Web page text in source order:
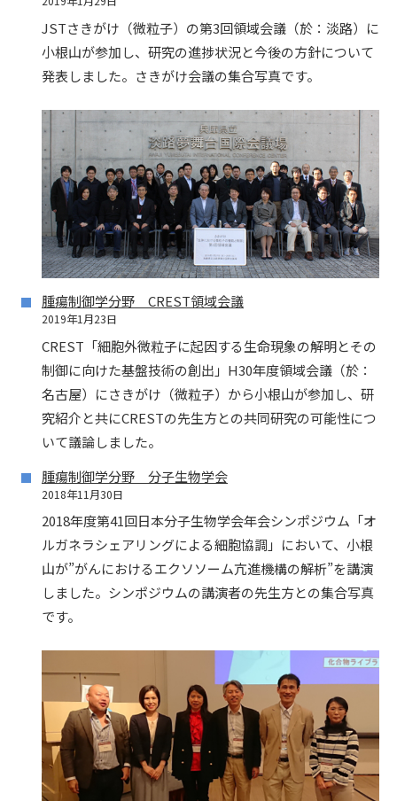
JSTさきがけ（微粒子）の第3回領域会議（於：淡路）に
小根山が参加し、研究の進捗状況と今後の方針について
発表しました。さきがけ会議の集合写真です。
腫瘍制御学分野 CREST領域会議
2019年1月23日
CREST「細胞外微粒子に起因する生命現象の解明とその
制御に向けた基盤技術の創出」H30年度領域会議（於：
名古屋）にさきがけ（微粒子）から小根山が参加し、研
究紹介と共にCRESTの先生方との共同研究の可能性につ
いて議論しました。
腫瘍制御学分野 分子生物学会
2018年11月30日
2018年度第41回日本分子生物学会年会シンポジウム「オ
ルガネラシェアリングによる細胞協調」において、小根
山が”がんにおけるエクソソーム亢進機構の解析”を講演
しました。シンポジウムの講演者の先生方との集合写真
です。